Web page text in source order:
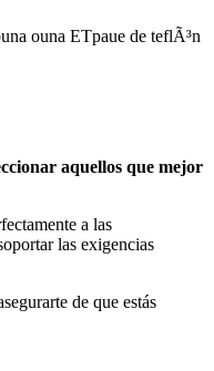
aquellos que mejor
a las
las exigencias
de que estás